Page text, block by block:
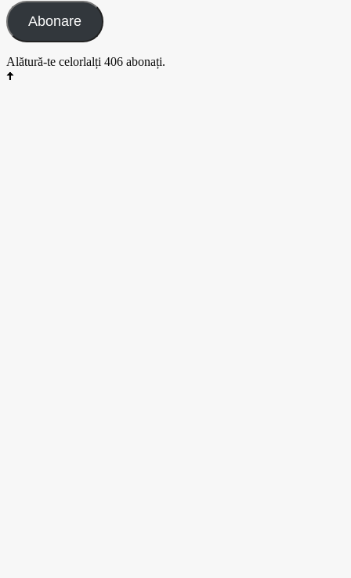
Abonare
Alătură-te celorlalți 406 abonați.